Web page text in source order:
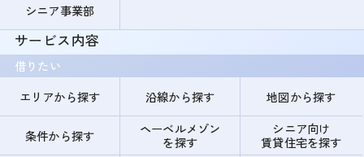
シニア事業部
サービス内容
借りたい
エリアから探す
沿線から探す 地図から探す
条件から探す
ヘーベルメゾン
を探す
シニア向け
賃貸住宅を探す